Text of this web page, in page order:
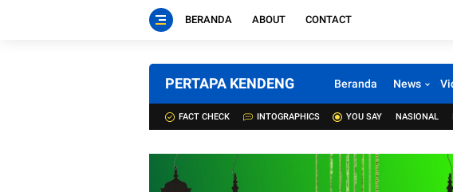
BERANDA ABOUT CONTACT
PERTAPA KENDENG Beranda News
FACT CHECK INTOGRAPHICS YOU SAY NASIONAL